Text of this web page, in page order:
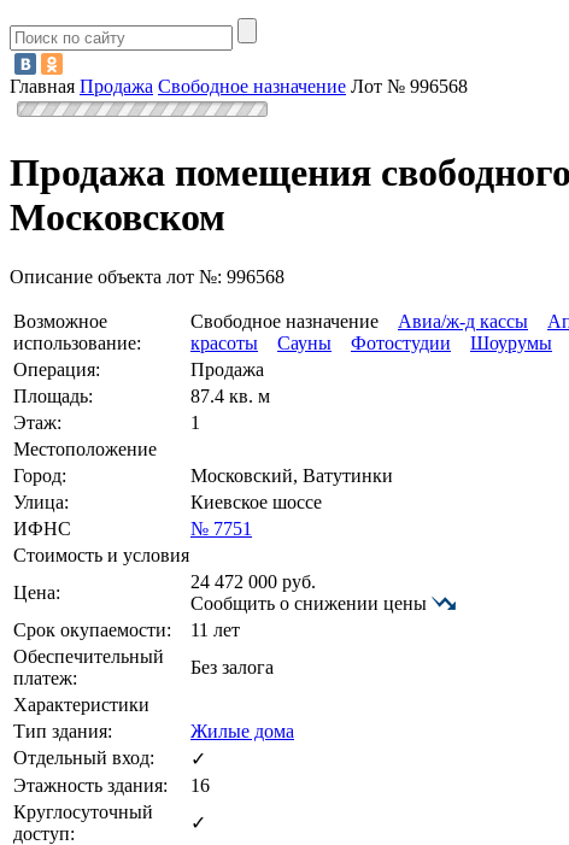
Главная Продажа Свободное назначение Лот № 996568
Продажа помещения
Московском
Описание объекта лот №: 996568
Возможное
использование:
Свободное назначение Авиа/ж-д кассы
красоты
Сауны Фотостудии Шоурумы
Операция:
Продажа
Площадь:
87.4 кв. м
Этаж:
1
Местоположение
Город:
Московский, Ватутинки
Улица:
Киевское шоссе
ИФНС
№ 7751
Стоимость и условия
Цена:
24 472 000 руб.
Сообщить о снижении цены
Срок окупаемости:
11 лет
Обеспечительный
платеж:
Без залога
Характеристики
Тип здания:
Жилые дома
Отдельный вход:
✓
Этажность здания:
16
Круглосуточный
доступ:
✓